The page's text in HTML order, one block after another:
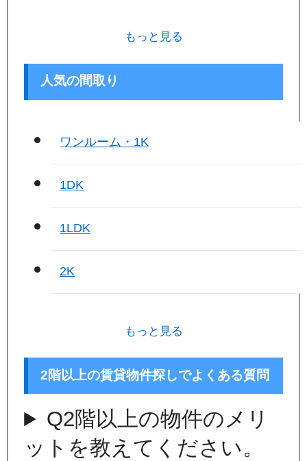
もっと見る
人気の間取り
ワンルーム・1K
1DK
1LDK
2K
もっと見る
2階以上の賃貸物件探しでよくある質問
Q2階以上の物件のメリ
ットを教えてください。